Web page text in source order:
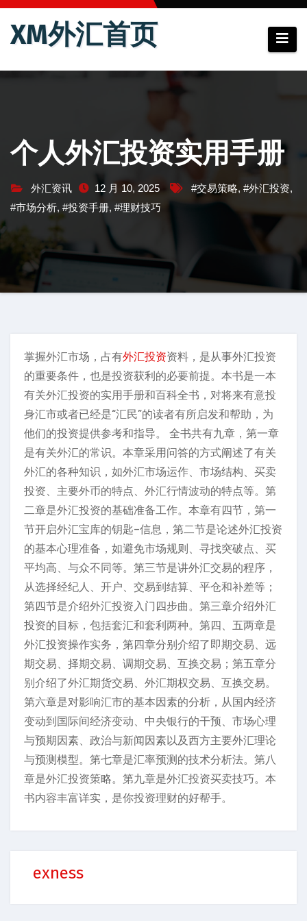
跳
XM外汇首页
个人外汇投资实用手册
外汇资讯 12 月 10, 2025 #交易策略, #外汇投资,
#市场分析, #投资手册, #理财技巧
掌握外汇市场，占有外汇投资资料，是从事外汇投资
的重要条件，也是投资获利的必要前提。本书是一本
有关外汇投资的实用手册和百科全书，对将来有意投
身汇市或者已经是“汇民”的读者有所启发和帮助，为
他们的投资提供参考和指导。 全书共有九章，第一章
是有关外汇的常识。本章采用问答的方式阐述了有关
外汇的各种知识，如外汇市场运作、市场结构、买卖
投资、主要外币的特点、外汇行情波动的特点等。第
二章是外汇投资的基础准备工作。本章有四节，第一
节开启外汇宝库的钥匙–信息，第二节是论述外汇投资
的基本心理准备，如避免市场规则、寻找突破点、买
平均高、与众不同等。第三节是讲外汇交易的程序，
从选择经纪人、开户、交易到结算、平仓和补差等；
第四节是介绍外汇投资入门四步曲。第三章介绍外汇
投资的目标，包括套汇和套利两种。第四、五两章是
外汇投资操作实务，第四章分别介绍了即期交易、远
期交易、择期交易、调期交易、互换交易；第五章分
别介绍了外汇期货交易、外汇期权交易、互换交易。
第六章是对影响汇市的基本因素的分析，从国内经济
变动到国际间经济变动、中央银行的干预、市场心理
与预期因素、政治与新闻因素以及西方主要外汇理论
与预测模型。第七章是汇率预测的技术分析法。第八
章是外汇投资策略。第九章是外汇投资买卖技巧。本
书内容丰富详实，是你投资理财的好帮手。
exness